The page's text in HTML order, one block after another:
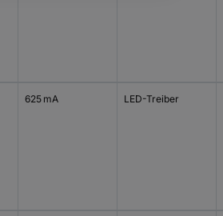
625 mA LED-Treiber